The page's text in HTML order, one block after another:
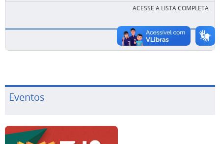
ACESSE A LISTA COMPLETA
Eventos